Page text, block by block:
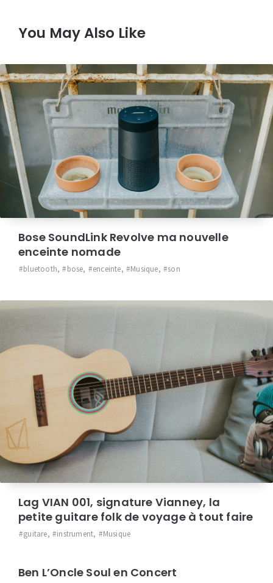
You May Also Like
Bose SoundLink Revolve ma nouvelle
enceinte nomade
bluetooth, bose, enceinte, Musique, son
Lag VIAN 001, signature Vianney, la
petite guitare folk de voyage à tout faire
guitare, instrument, Musique
Ben L’Oncle Soul en Concert